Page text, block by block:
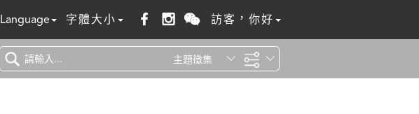
Language 字體大小 訪客，你好
主題徵集